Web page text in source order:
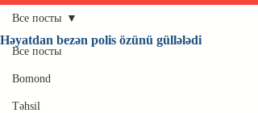
Все посты
Bomond
Təhsil
Все посты
Həyatdan bezən polis özünü güllələdi